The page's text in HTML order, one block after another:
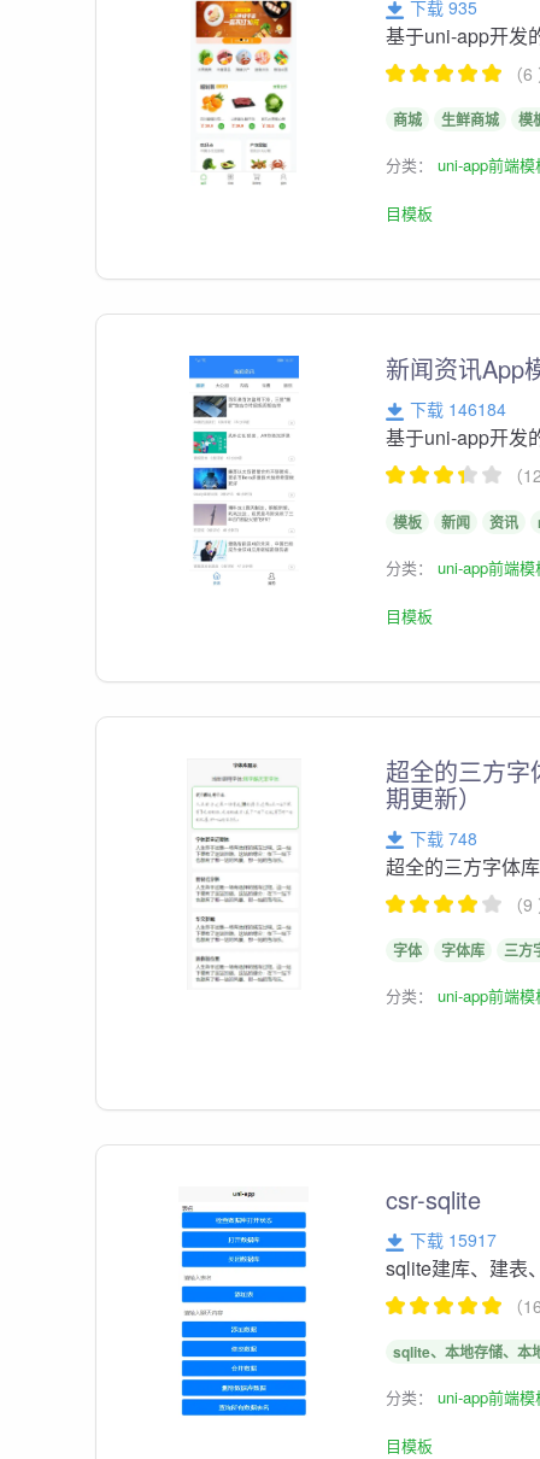
下载 935
基于uni-app开发
（
商城 生鲜商城 模
分类：uni-app前端模
目模板
新闻资讯App
下载 146184
基于uni-app开发
（
模板 新闻 资讯
分类：uni-app前端模
目模板
超全的三方
期更新）
下载 748
超全的三方字体
（
字体 字体库 三方
分类：uni-app前端模
csr-sqlite
下载 15917
sqlite建库、建表
（
sqlite、本地存储、本
分类：uni-app前端模
目模板